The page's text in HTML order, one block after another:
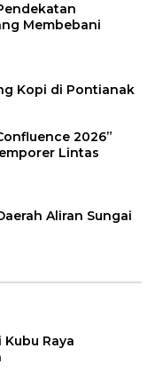
Membebani
Kopi di Pontianak
2026”
Lintas
Aliran Sungai
Raya